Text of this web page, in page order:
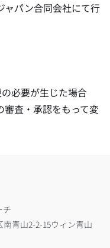
ャパン合同会社にて行
必要が生じた場合
査・承認をもって変
チ
南青山2-2-15ウィン青山